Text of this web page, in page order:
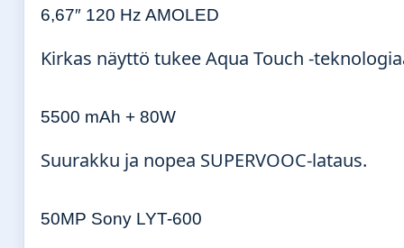
6,67″ 120 Hz AMOLED
Kirkas näyttö tukee Aqua Touch -
5500 mAh + 80W
Suurakku ja nopea SUPERVOOC-lataus.
50MP Sony LYT-600